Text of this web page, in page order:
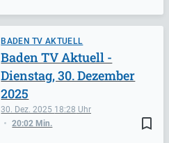
BADEN TV AKTUELL
bookmark_border
30. Dez. 2025 18:28
20:02 Min.
Baden TV Aktuell -
Dienstag, 30. Dezember
2025